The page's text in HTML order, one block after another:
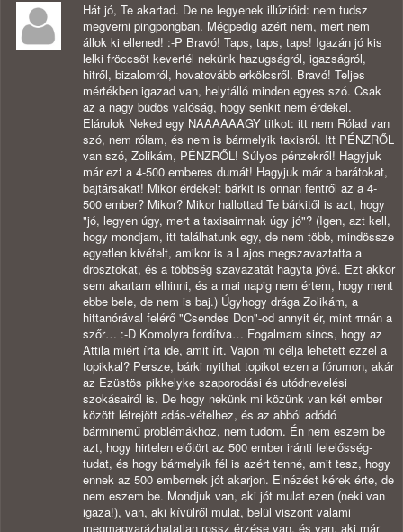
Hát jó, Te akartad. De ne legyenek illúzióid: nem tudsz
megverni pingpongban. Mégpedig azért nem, mert nem
állok ki ellened! :-P Bravó! Taps, taps, taps! Igazán jó kis
lelki fröccsöt kevertél nekünk hazugságról, igazságról,
hitről, bizalomról, hovatovább erkölcsről. Bravó! Teljes
mértékben igazad van, helytálló minden egyes szó. Csak
az a nagy büdös valóság, hogy senkit nem érdekel.
Elárulok Neked egy NAAAAAAGY titkot: itt nem Rólad van
szó, nem rólam, és nem is bármelyik taxisról. Itt PÉNZRŐL
van szó, Zolikám, PÉNZRŐL! Súlyos pénzekről! Hagyjuk
már ezt a 4-500 emberes dumát! Hagyjuk már a barátokat,
bajtársakat! Mikor érdekelt bárkit is onnan fentről az a 4-
500 ember? Mikor? Mikor hallottad Te bárkitől is azt, hogy
"jó, legyen úgy, mert a taxisaimnak úgy jó"? (Igen, azt kell,
hogy mondjam, itt találhatunk egy, de nem több, mindössze
egyetlen kivételt, amikor is a Lajos megszavaztatta a
drosztokat, és a többség szavazatát hagyta jóvá. Ezt akkor
sem akartam elhinni, és a mai napig nem értem, hogy ment
ebbe bele, de nem is baj.) Úgyhogy drága Zolikám, a
hittanórával felérő "Csendes Don"-od annyit ér, mint πnán a
szőr… :-D Komolyra fordítva… Fogalmam sincs, hogy az
Attila miért írta ide, amit írt. Vajon mi célja lehetett ezzel a
topikkal? Persze, bárki nyithat topikot ezen a fórumon, akár
az Ezüstös pikkelyke szaporodási és utódnevelési
szokásairól is. De hogy nekünk mi közünk van két ember
között létrejött adás-vételhez, és az abból adódó
bárminemű problémákhoz, nem tudom. Én nem eszem be
azt, hogy hirtelen előtört az 500 ember iránti felelősség-
tudat, és hogy bármelyik fél is azért tenné, amit tesz, hogy
ennek az 500 embernek jót akarjon. Elnézést kérek érte, de
nem eszem be. Mondjuk van, aki jót mulat ezen (neki van
igaza!), van, aki kívülről mulat, belül viszont valami
megmagyarázhatatlan rossz érzése van, és van, aki már